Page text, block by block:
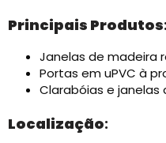
Principais Produtos:
Janelas de madeira
Portas em uPVC à
Clarabóias e janelas
Localização: